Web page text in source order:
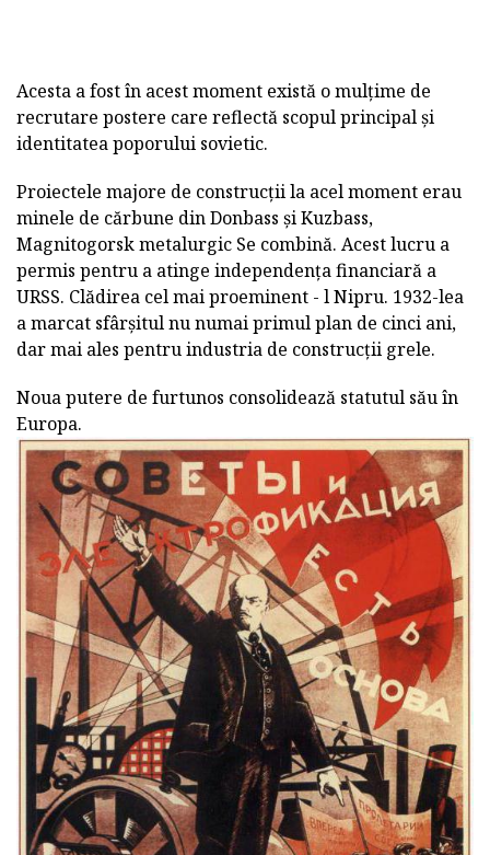
Acesta a fost în acest moment există o mulțime de
recrutare postere care reflectă scopul principal și
identitatea poporului sovietic.
Proiectele majore de construcții la acel moment erau
minele de cărbune din Donbass și Kuzbass,
Magnitogorsk metalurgic Se combină. Acest lucru a
permis pentru a atinge independența financiară a
URSS. Clădirea cel mai proeminent - l Nipru. 1932-lea
a marcat sfârșitul nu numai primul plan de cinci ani,
dar mai ales pentru industria de construcții grele.
Noua putere de furtunos consolidează statutul său în
Europa.